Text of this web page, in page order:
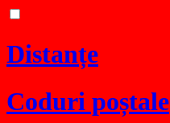
Distanțe
Coduri poștale